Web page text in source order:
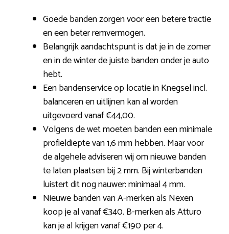
Goede banden zorgen voor een betere tractie
en een beter remvermogen.
Belangrijk aandachtspunt is dat je in de zomer
en in de winter de juiste banden onder je auto
hebt.
Een bandenservice op locatie in Knegsel incl.
balanceren en uitlijnen kan al worden
uitgevoerd vanaf €44,00.
Volgens de wet moeten banden een minimale
profieldiepte van 1,6 mm hebben. Maar voor
de algehele adviseren wij om nieuwe banden
te laten plaatsen bij 2 mm. Bij winterbanden
luistert dit nog nauwer: minimaal 4 mm.
Nieuwe banden van A-merken als Nexen
koop je al vanaf €340. B-merken als Atturo
kan je al krijgen vanaf €190 per 4.